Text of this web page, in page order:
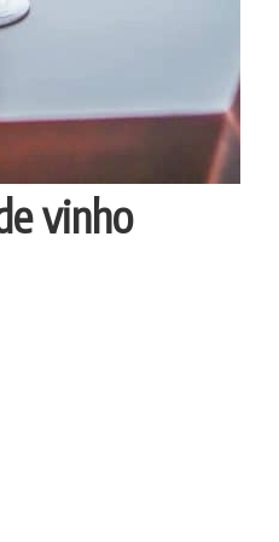
vinho